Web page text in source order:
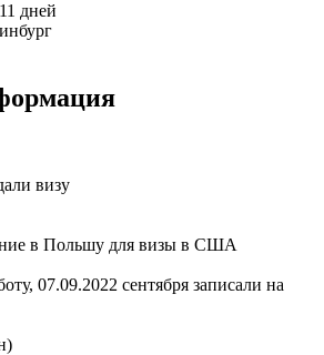
дней
визу
в Польшу для визы в США
07.09.2022 сентября записали на